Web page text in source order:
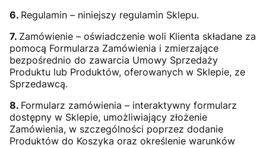
6. Regulamin – niniejszy regulamin Sklepu.
7. Zamówienie – oświadczenie woli Klienta składane za
pomocą Formularza Zamówienia i zmierzające
bezpośrednio do zawarcia Umowy Sprzedaży
Produktu lub Produktów, oferowanych w Sklepie, ze
Sprzedawcą.
8. Formularz zamówienia – interaktywny formularz
dostępny w Sklepie, umożliwiający złożenie
Zamówienia, w szczególności poprzez dodanie
Produktów do Koszyka oraz określenie warunków